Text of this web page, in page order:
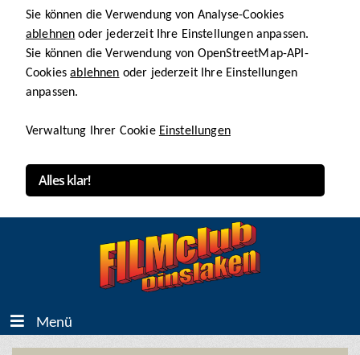
Sie können die Verwendung von Analyse-Cookies
ablehnen oder jederzeit Ihre Einstellungen anpassen.
Sie können die Verwendung von OpenStreetMap-API-
Cookiesablehnen oder jederzeit Ihre Einstellungen
anpassen.
Verwaltung Ihrer Cookie Einstellungen
Alles klar!
Menü